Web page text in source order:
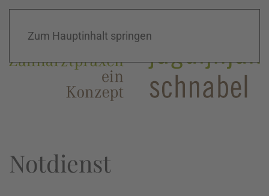
Zum Hauptinhalt springen
Notdienst